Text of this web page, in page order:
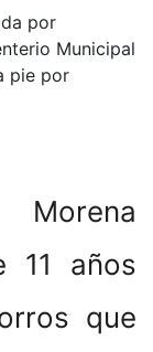
por
Municipal
pie por
11 años
que